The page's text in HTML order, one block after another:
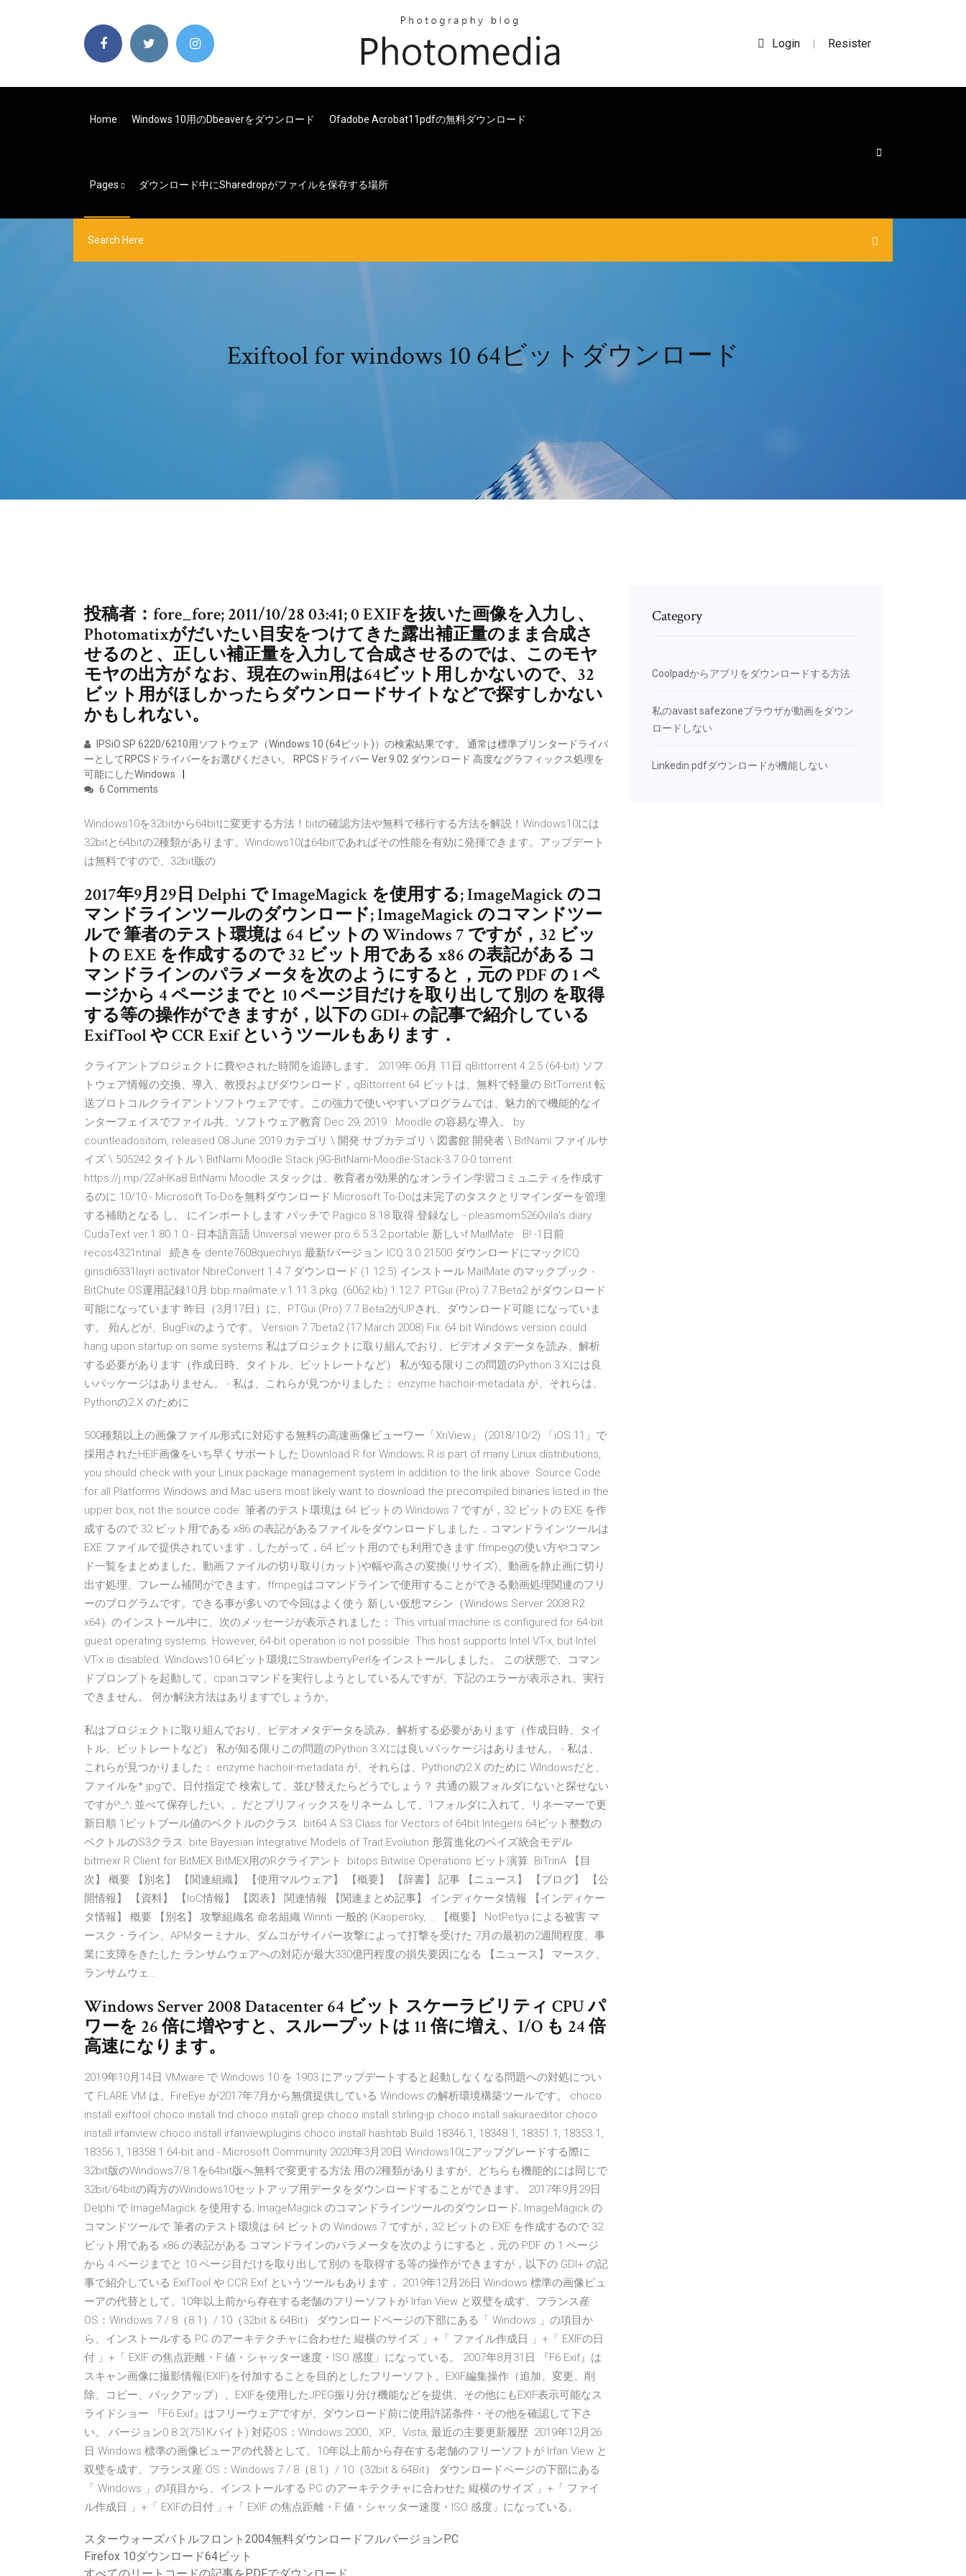
Login | Resister
Home Windows 10用のdbeaverをダウンロード Ofadobe Acrobat11pdfの無料ダウンロード
Pages ダウンロード中にsharedropがファイルを保存する場所
Exiftool for windows 10 64ビットダウンロード
投稿者：fore_fore; 2011/10/28 03:41; 0 EXIFを抜いた画像を入力し、
Photomatixがだいたい目安をつけてきた露出補正量のまま合成さ
せるのと、正しい補正量を入力して合成させるのでは、このモヤ
モヤの出方が なお、現在のwin用は64ビット用しかないので、32
ビット用がほしかったらダウンロードサイトなどで探すしかない
かもしれない。
IPSiO SP 6220/6210用ソフトウェア（Windows 10 (64ビット)）の検索結果です。 通常は標準プリンタードライバ
ーとしてRPCSドライバーをお選びください。 RPCSドライバー Ver.9.02 ダウンロード 高度なグラフィックス処理を
可能にしたWindows
6 Comments
Windows10を32bitから64bitに変更する方法！bitの確認方法や無料で移行する方法を解説！Windows10には
32bitと64bitの2種類があります。Windows10は64bitであればその性能を有効に発揮できます。アップデート
は無料ですので、32bit版の
2017年9月29日 Delphi で ImageMagick を使用する; ImageMagick のコ
マンドラインツールのダウンロード; ImageMagick のコマンドツー
ルで 筆者のテスト環境は 64 ビットの Windows 7 ですが，32 ビッ
トの EXE を作成するので 32 ビット用である x86 の表記がある コ
マンドラインのパラメータを次のようにすると，元の PDF の 1 ペ
ージから 4 ページまでと 10 ページ目だけを取り出して別の を取得
する等の操作ができますが，以下の GDI+ の記事で紹介している
ExifTool や CCR Exif というツールもあります．
クライアントプロジェクトに費やされた時間を追跡します。 2019年 06月 11日 qBittorrent 4.2.5 (64-bit) ソフ
トウェア情報の交換、導入、教授およびダウンロード，qBittorrent 64 ビットは、無料で軽量の BitTorrent 転
送プロトコルクライアントソフトウェアです。この強力で使いやすいプログラムでは、魅力的で機能的なイ
ンターフェイスでファイル共、ソフトウェア教育 Dec 29, 2019 · Moodle の容易な導入。 by
countleadositom, released 08 June 2019 カテゴリ \ 開発 サブカテゴリ \ 図書館 開発者 \ BitNami ファイルサ
イズ \ 505242 タイトル \ BitNami Moodle Stack j9G-BitNami-Moodle-Stack-3.7.0-0.torrent:
https://j.mp/2ZaHKa8 BitNami Moodle スタックは、教育者が効果的なオンライン学習コミュニティを作成す
るのに 10/10 - Microsoft To-Doを無料ダウンロード Microsoft To-Doは未完了のタスクとリマインダーを管理
する補助となる し、 にインポートします パッチで Pagico 8.18 取得 登録なし - pleasmom5260vila's diary
CudaText ver.1.80.1.0 - 日本語言語 Universal viewer pro 6.5.3.2 portable 新しいf MailMate · B! -1日前
recos4321ntinal · 続きを dente7608quechrys 最新fバージョン ICQ 3.0.21500 ダウンロードにマックICQ
ginsdi6331layri activator NbreConvert 1.4.7 ダウンロード (1.12.5) インストール MailMate のマックブック -
BitChute OS運用記録10月 bbp.mailmate.v.1.11.3.pkg. (6062 kb) 1.12.7. PTGui (Pro) 7.7 Beta2 がダウンロード
可能になっています 昨日（3月17日）に、PTGui (Pro) 7.7 Beta2がUPされ、ダウンロード可能 になっていま
す。 殆んどが、BugFixのようです。 Version 7.7beta2 (17 March 2008) Fix: 64 bit Windows version could
hang upon startup on some systems 私はプロジェクトに取り組んでおり、ビデオメタデータを読み、解析
する必要があります（作成日時、タイトル、ビットレートなど） 私が知る限りこの問題のPython 3.Xには良
いパッケージはありません。 - 私は、これらが見つかりました： enzyme hachoir-metadata が、それらは、
Pythonの2.X のために
500種類以上の画像ファイル形式に対応する無料の高速画像ビューワー「XnView」 (2018/10/2) 「iOS 11」で
採用されたHEIF画像をいち早くサポートした Download R for Windows; R is part of many Linux distributions,
you should check with your Linux package management system in addition to the link above. Source Code
for all Platforms Windows and Mac users most likely want to download the precompiled binaries listed in the
upper box, not the source code. 筆者のテスト環境は 64 ビットの Windows 7 ですが，32 ビットの EXE を作
成するので 32 ビット用である x86 の表記があるファイルをダウンロードしました．コマンドラインツールは
EXE ファイルで提供されています．したがって，64 ビット用のでも利用できます ffmpegの使い方やコマン
ド一覧をまとめました。動画ファイルの切り取り(カット)や幅や高さの変換(リサイズ)、動画を静止画に切り
出す処理、フレーム補間ができます。ffmpegはコマンドラインで使用することができる動画処理関連のフリ
ーのプログラムです。できる事が多いので今回はよく使う 新しい仮想マシン（Windows Server 2008 R2
x64）のインストール中に、次のメッセージが表示されました： This virtual machine is configured for 64-bit
guest operating systems. However, 64-bit operation is not possible. This host supports Intel VT-x, but Intel
VT-x is disabled. Windows10 64ビット環境にStrawberryPerlをインストールしました。 この状態で、コマン
ドプロンプトを起動して、cpanコマンドを実行しようとしているんですが、下記のエラーが表示され、実行
できません。 何か解決方法はありますでしょうか。
私はプロジェクトに取り組んでおり、ビデオメタデータを読み、解析する必要があります（作成日時、タイ
トル、ビットレートなど） 私が知る限りこの問題のPython 3.Xには良いパッケージはありません。 - 私は、
これらが見つかりました： enzyme hachoir-metadata が、それらは、Pythonの2.X のために WIndowsだと、
ファイルを*.jpgで、日付指定で 検索して、並び替えたらどうでしょう？ 共通の親フォルダにないと探せない
ですが^_^; 並べて保存したい。。だとプリフィックスをリネーム して、1フォルダに入れて、リネーマーで更
新日順 1ビットブール値のベクトルのクラス. bit64 A S3 Class for Vectors of 64bit Integers 64ビット整数の
ベクトルのS3クラス. bite Bayesian Integrative Models of Trait Evolution 形質進化のベイズ統合モデル.
bitmexr R Client for BitMEX BitMEX用のRクライアント. bitops Bitwise Operations ビット演算. BiTrinA 【目
次】 概要 【別名】 【関連組織】 【使用マルウェア】 【概要】 【辞書】 記事 【ニュース】 【ブログ】 【公
開情報】 【資料】 【IoC情報】 【図表】 関連情報 【関連まとめ記事】 インディケータ情報 【インディケー
タ情報】 概要 【別名】 攻撃組織名 命名組織 Winnti 一般的 (Kaspersky, … 【概要】 NotPetya による被害 マ
ースク・ライン、APMターミナル、ダムコがサイバー攻撃によって打撃を受けた 7月の最初の2週間程度、事
業に支障をきたした ランサムウェアへの対応が最大330億円程度の損失要因になる 【ニュース】 マースク、
ランサムウェ…
Windows Server 2008 Datacenter 64 ビット スケーラビリティ CPU パ
ワーを 26 倍に増やすと、スループットは 11 倍に増え、I/O も 24 倍
高速になります。
2019年10月14日 VMware で Windows 10 を 1903 にアップデートすると起動しなくなる問題への対処につい
て FLARE VM は、FireEye が2017年7月から無償提供している Windows の解析環境構築ツールです。 choco
install exiftool choco install trid choco install grep choco install stirling-jp choco install sakuraeditor choco
install irfanview choco install irfanviewplugins choco install hashtab Build 18346.1, 18348.1, 18351.1, 18353.1,
18356.1, 18358.1 64-bit and - Microsoft Community 2020年3月20日 Windows10にアップグレードする際に
32bit版のWindows7/8.1を64bit版へ無料で変更する方法 用の2種類がありますが、どちらも機能的には同じで
32bit/64bitの両方のWindows10セットアップ用データをダウンロードすることができます。 2017年9月29日
Delphi で ImageMagick を使用する; ImageMagick のコマンドラインツールのダウンロード; ImageMagick の
コマンドツールで 筆者のテスト環境は 64 ビットの Windows 7 ですが，32 ビットの EXE を作成するので 32
ビット用である x86 の表記がある コマンドラインのパラメータを次のようにすると，元の PDF の 1 ページ
から 4 ページまでと 10 ページ目だけを取り出して別の を取得する等の操作ができますが，以下の GDI+ の記
事で紹介している ExifTool や CCR Exif というツールもあります． 2019年12月26日 Windows 標準の画像ビュ
ーアの代替として、10年以上前から存在する老舗のフリーソフトが Irfan View と双璧を成す、フランス産
OS：Windows 7 / 8（8.1）/ 10（32bit & 64Bit） ダウンロードページの下部にある「 Windows 」の項目か
ら、インストールする PC のアーキテクチャに合わせた 縦横のサイズ 」+「 ファイル作成日 」+「 EXIFの日
付 」+「 EXIF の焦点距離・F 値・シャッター速度・ISO 感度」になっている。 2007年8月31日 『F6 Exif』は
スキャン画像に撮影情報(EXIF)を付加することを目的としたフリーソフト。EXIF編集操作（追加、変更、削
除、コピー、バックアップ）、EXIFを使用したJPEG振り分け機能などを提供、その他にもEXIF表示可能なス
ライドショー 『F6 Exif』はフリーウェアですが、ダウンロード前に使用許諾条件・その他を確認して下さ
い。 バージョン0.8.2(751Kバイト) 対応OS：Windows 2000、XP、Vista, 最近の主要更新履歴 2019年12月26
日 Windows 標準の画像ビューアの代替として、10年以上前から存在する老舗のフリーソフトが Irfan View と
双璧を成す、フランス産 OS：Windows 7 / 8（8.1）/ 10（32bit & 64Bit） ダウンロードページの下部にある
「 Windows 」の項目から、インストールする PC のアーキテクチャに合わせた 縦横のサイズ 」+「 ファイ
ル作成日 」+「 EXIFの日付 」+「 EXIF の焦点距離・F 値・シャッター速度・ISO 感度」になっている。
スターウォーズバトルフロント2004無料ダウンロードフルバージョンPC
Firefox 10ダウンロード64ビット
Category
Coolpadからアプリをダウンロードする方法
私のavast safezoneブラウザが動画をダウン
ロードしない
Linkedin pdfダウンロードが機能しない